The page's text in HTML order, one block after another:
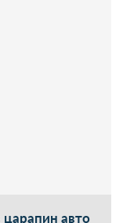
царапин авто